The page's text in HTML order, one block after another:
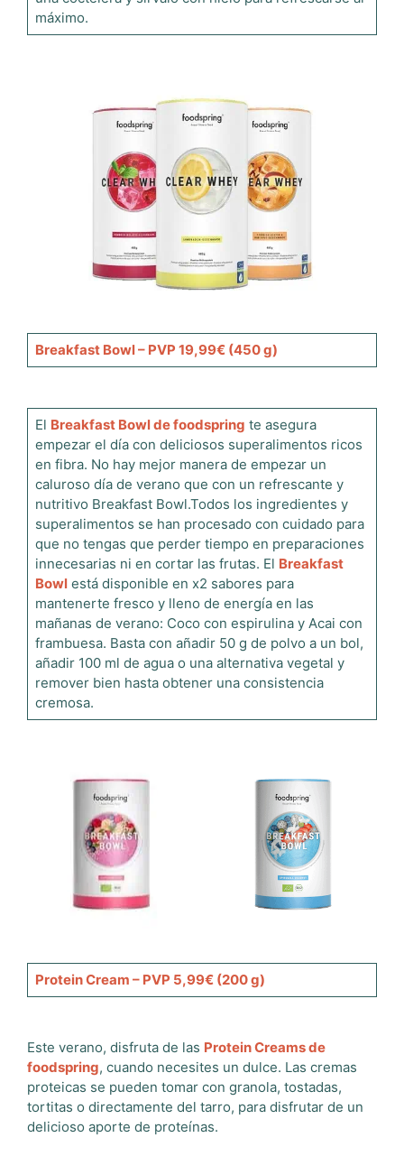
máximo.
Breakfast Bowl – PVP 19,99€ (450 g)
El Breakfast Bowl de foodspring te asegura
empezar el día con deliciosos superalimentos ricos
en fibra. No hay mejor manera de empezar un
caluroso día de verano que con un refrescante y
nutritivo Breakfast Bowl.Todos los ingredientes y
superalimentos se han procesado con cuidado para
que no tengas que perder tiempo en preparaciones
innecesarias ni en cortar las frutas. El Breakfast
Bowlestá disponible en x2 sabores para
mantenerte fresco y lleno de energía en las
mañanas de verano: Coco con espirulina y Acai con
frambuesa. Basta con añadir 50 g de polvo a un bol,
añadir 100 ml de agua o una alternativa vegetal y
remover bien hasta obtener una consistencia
cremosa.
Protein Cream – PVP 5,99€ (200 g)
Este verano, disfruta de las Protein Creams de
foodspring, cuando necesites un dulce. Las cremas
proteicas se pueden tomar con granola, tostadas,
tortitas o directamente del tarro, para disfrutar de un
delicioso aporte de proteínas.